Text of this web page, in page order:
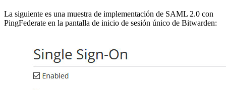
La siguiente es una muestra de implementación de SAML 2.0 con
PingFederate en la pantalla de inicio de sesión único de Bitwarden: